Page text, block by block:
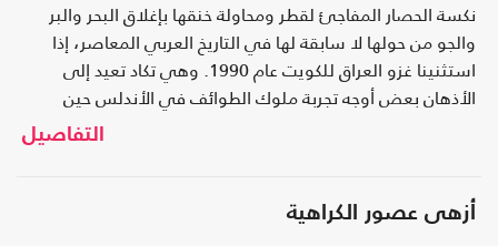
نكسة الحصار المفاجئ لقطر ومحاولة خنقها بإغلاق البحر والبر
والجو من حولها لا سابقة لها في التاريخ العربي المعاصر، إذا
استثنينا غزو العراق للكويت عام 1990. وهي تكاد تعيد إلى
الأذهان بعض أوجه تجربة ملوك الطوائف في الأندلس حين
تنافس الأمراء على الزعامة والغنائم وانتهى الأمر بهزيمتهمالتفاصيل
أزهى عصور الكراهية